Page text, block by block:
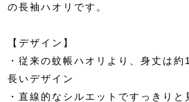
の長袖ハオリです。
【デザイン】
・従来の蚊帳ハオリより、身丈は
長いデザイン
・直線的なシルエットですっきりと